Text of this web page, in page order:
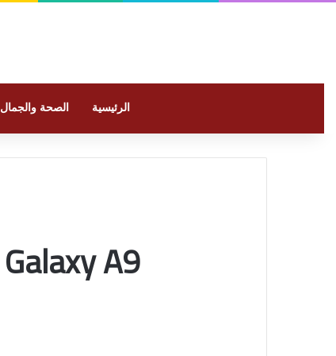
الرئيسية الصحة والجمال
Galaxy A9 أول هاتف ذكي رباعي الكاميرا في العالم